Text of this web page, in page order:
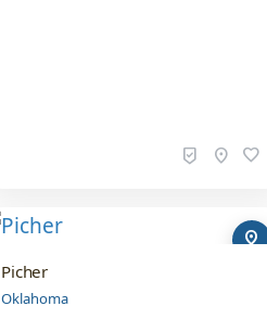
beenhere location_on favorite
pin_drop
Picher
Oklahoma